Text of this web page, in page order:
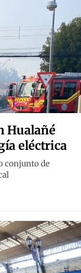
Hualañé
eléctrica
conjunto de